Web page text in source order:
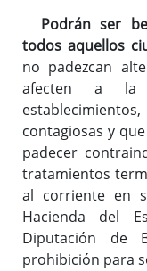
Podrán ser
todos aquellos
no padezcan
afecten a la
contagiosas y
padecer
tratamientos
al corriente en
Hacienda del
Diputación de
prohibición para